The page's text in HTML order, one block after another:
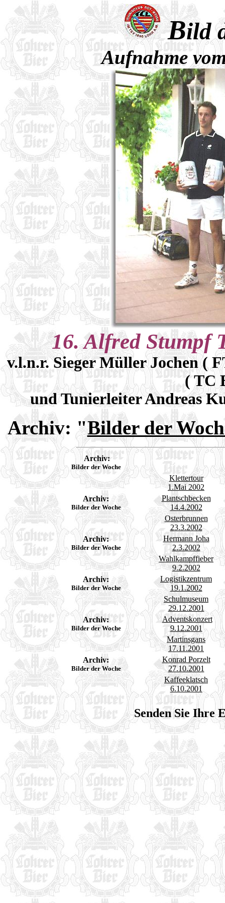
Bild
Aufnahme
16. Alfred Stumpf
v.l.n.r. Sieger Müller Jochen (
( TC
und Tunierleiter Andreas
Archiv: "Bilder der
Archiv:
Bilder der Woche
Klettertour
1.Mai 2002
Archiv:
Bilder der Woche
Plantschbecken
14.4.2002
Osterbrunnen
23.3.2002
Archiv:
Bilder der Woche
Hermann Joha
2.3.2002
Wahlkampffieber
9.2.2002
Archiv:
Bilder der Woche
Logistikzentrum
19.1.2002
Schulmuseum
29.12.2001
Archiv:
Bilder der Woche
Adventskonzert
9.12.2001
Martinsgans
17.11.2001
Archiv:
Bilder der Woche
Konrad Porzelt
27.10.2001
Kaffeeklatsch
6.10.2001
Senden Sie Ihre